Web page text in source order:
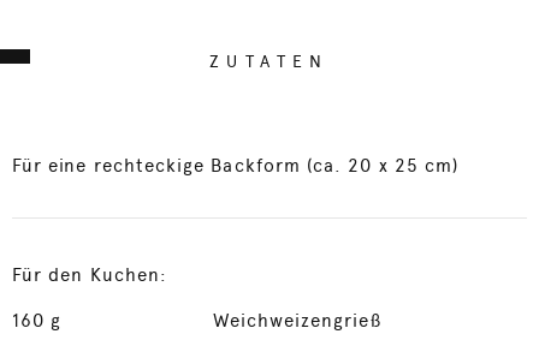
ZUTATEN
Für eine rechteckige Backform (ca. 20 x 25 cm)
Für den Kuchen:
160 g Weichweizengrieß